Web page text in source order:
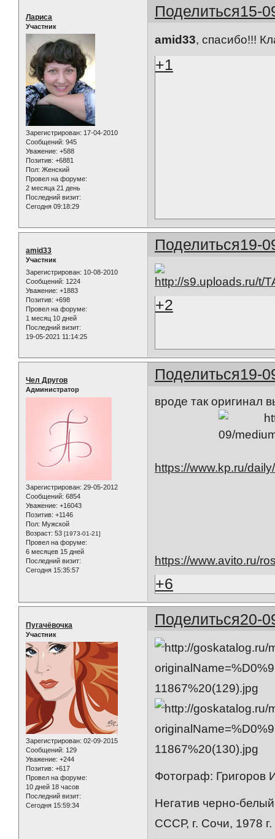
Поделиться15-
Лариса
Участник
Зарегистрирован: 17-04-2010
Сообщений: 945
Уважение: +588
Позитив: +6881
Пол: Женский
Провел на форуме:
2 месяца 21 день
Последний визит:
Сегодня 09:18:29
amid33, спасибо!!!
+1
Поделиться19-
amid33
Участник
Зарегистрирован: 10-08-2010
Сообщений: 1224
Уважение: +1883
Позитив: +698
Провел на форуме:
1 месяц 10 дней
Последний визит:
19-05-2021 11:14:25
+2
Поделиться19-
Чел Другов
Администратор
Зарегистрирован: 29-05-2012
Сообщений: 6854
Уважение: +16043
Позитив: +1146
Пол: Мужской
Возраст: 53 [1973-01-21]
Провел на форуме:
6 месяцев 15 дней
Последний визит:
Сегодня 15:35:57
вроде так оригинал
https://www.kp.ru/
https://www.avito.ru/
+6
Поделиться20-
Пугачёвочка
Участник
Зарегистрирован: 02-09-2015
Сообщений: 129
Уважение: +244
Позитив: +617
Провел на форуме:
10 дней 18 часов
Последний визит:
Сегодня 15:59:34
Фотограф: Григоров
Негатив черно-
СССР, г. Сочи, 1978 г.